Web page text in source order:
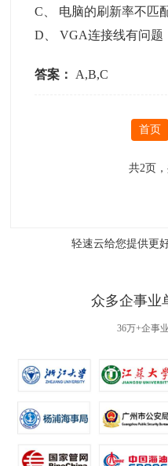
C
电脑的刷新率不匹
D 、VGA连接线有问题
答案： A,B,C
首页
共2页
轻速云给您提供更
众多企事业
36万+企事